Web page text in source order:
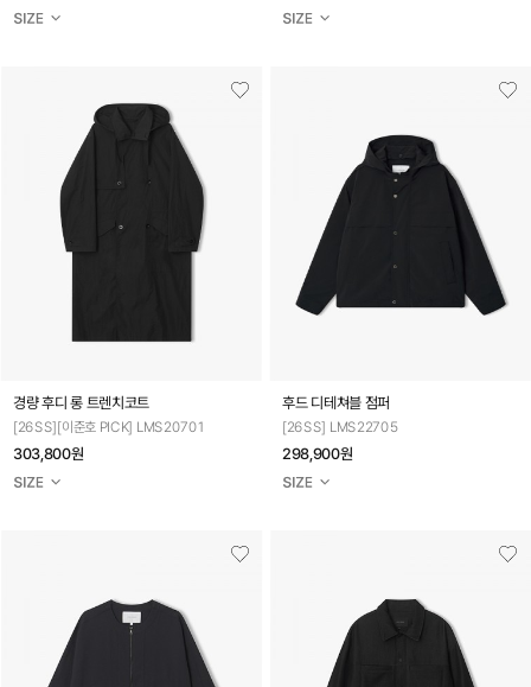
경량 후디 롱 트렌치코트
[26SS][이준호 PICK] LMS20701
303,800원
후드 디테쳐블 점퍼
[26SS] LMS22705
298,900원